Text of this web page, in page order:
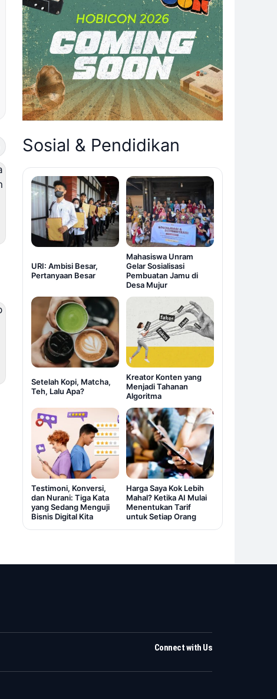
Sosial & Pendidikan
URI: Ambisi Besar,
Pertanyaan Besar
Mahasiswa Unram
Gelar Sosialisasi
Pembuatan Jamu di
Desa Mujur
Setelah Kopi, Matcha,
Teh, Lalu Apa?
Kreator Konten yang
Menjadi Tahanan
Algoritma
Testimoni, Konversi,
dan Nurani: Tiga Kata
yang Sedang Menguji
Bisnis Digital Kita
Harga Saya Kok Lebih
Mahal? Ketika AI Mulai
Menentukan Tarif
untuk Setiap Orang
Connect with Us